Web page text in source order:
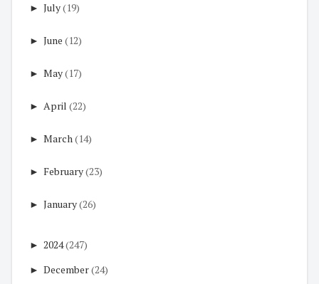
► July(19)
► June (12)
► May(17)
► April (22)
► March(14)
► February(23)
► January(26)
► 2024(247)
► December(24)